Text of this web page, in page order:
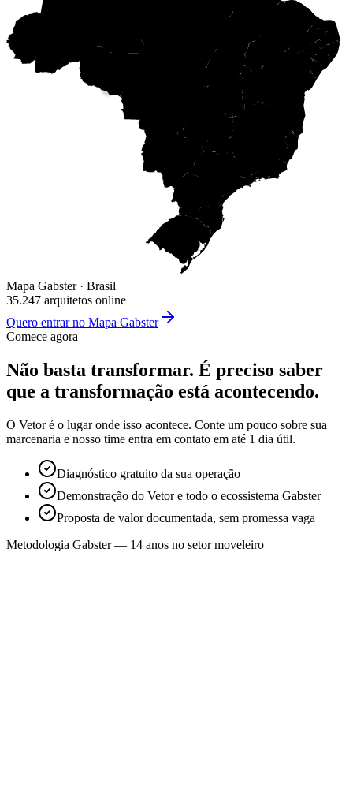
Mapa Gabster · Brasil
35.247 arquitetos online
Quero entrar no Mapa Gabster
Comece agora
Não basta transformar. É preciso saber
que a transformação está acontecendo.
O Vetor é o lugar onde isso acontece. Conte um pouco sobre sua
marcenaria e nosso time entra em contato em até 1 dia útil.
Diagnóstico gratuito da sua operação
Demonstração do Vetor e todo o ecossistema Gabster
Proposta de valor documentada, sem promessa vaga
Metodologia Gabster — 14 anos no setor moveleiro